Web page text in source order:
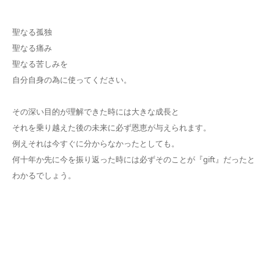
聖なる孤独
聖なる痛み
聖なる苦しみを
自分自身の為に使ってください。
その深い目的が理解できた時には大きな成長と
それを乗り越えた後の未来に必ず恩恵が与えられます。
例えそれは今すぐに分からなかったとしても。
何十年か先に今を振り返った時には必ずそのことが『gift』だったと
わかるでしょう。